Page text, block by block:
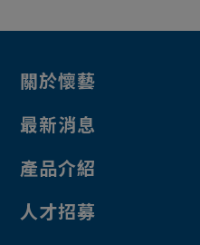
關於懷藝
最新消息
產品介紹
人才招募